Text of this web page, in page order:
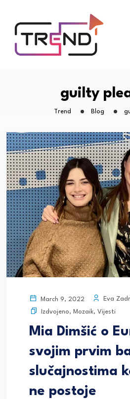
guilty
Trend Blog
March 9, 2022
Eva
Izdvojeno, Mozaik, Vijesti
Mia Dimšić o
svojim prvim
slučajnostima
ne postoje